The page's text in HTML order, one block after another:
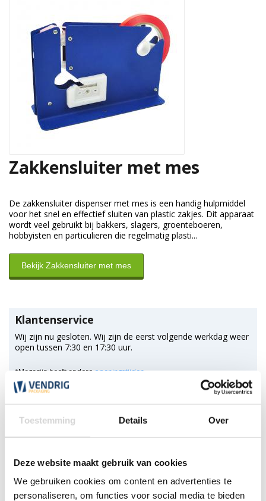
Toestemming Details Over
Deze website maakt gebruik van cookies
We gebruiken cookies om content en advertenties te
personaliseren, om functies voor social media te bieden
Zakkensluiter met mes
De zakkensluiter dispenser met mes is een handig hulpmiddel
voor het snel en effectief sluiten van plastic zakjes. Dit apparaat
wordt veel gebruikt bij bakkers, slagers, groenteboeren,
hobbyisten en particulieren die regelmatig plasti...
Bekijk Zakkensluiter met mes
Klantenservice
Wij zijn nu gesloten. Wij zijn de eerst volgende werkdag weer
open tussen 7:30 en 17:30 uur.
*Magazijn heeft andereopeningstijden.
0348 4791 95
Chat